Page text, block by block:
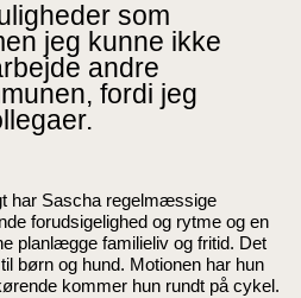
som
jeg kunne ikke
andre
fordi jeg
har Sascha regelmæssige
forudsigelighed og rytme og en
planlægge familieliv og fritid. Det
børn og hund. Motionen har hun
kommer hun rundt på cykel.